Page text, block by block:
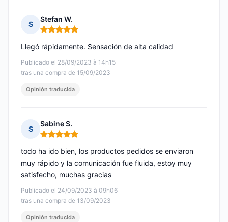
S
Stefan W.
Nota: 5 de 5
Publicado el 28/09/2023 à 14h15
tras una compra de 15/09/2023
Llegó rápidamente. Sensación de alta calidad
Opinión traducida
S
Sabine S.
Nota: 5 de 5
Publicado el 24/09/2023 à 09h06
tras una compra de 13/09/2023
todo ha ido bien, los productos pedidos se enviaron
muy rápido y la comunicación fue fluida, estoy muy
satisfecho, muchas gracias
Opinión traducida